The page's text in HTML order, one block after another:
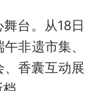
台。从18日
非遗市集、
香囊互动展